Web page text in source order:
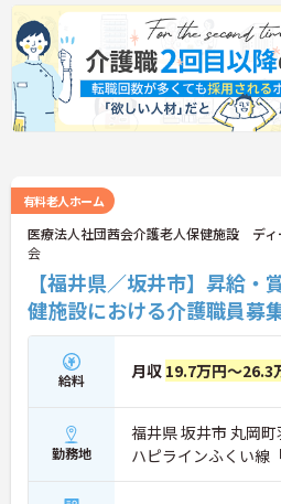
有料老人ホーム
医療法人社団茜会介護老人保健施設 ディ
会
【福井県／坂井市】昇給
健施設における介護職員募
給料 月収 19.7万円～26.3
勤務地
福井県 坂井市 丸岡
ハピラインふくい線